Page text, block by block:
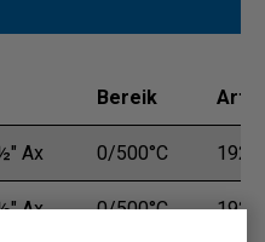
Bereik
Ax 0/500°C
Ax 0/500°C